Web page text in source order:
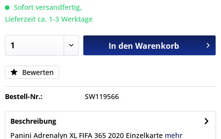
Sofort versandfertig,
Lieferzeit ca. 1-3 Werktage
In den Warenkorb
Bewerten
Bestell-Nr.: SW119566
Beschreibung
Panini Adrenalyn XL FIFA 365 2020 Einzelkarte mehr